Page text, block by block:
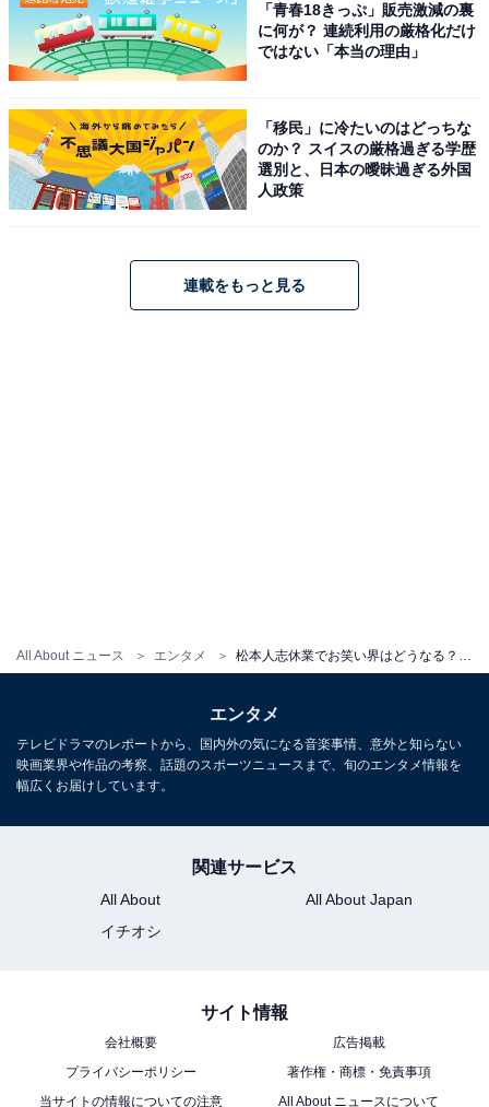
All About ニュース エンタメ
代役は吉本芸人だけではない！
いやあらへんで！』をはじめ、まだ代役は流動的です
が、『まつもtoなかい』と『IPPONグランプリ』に関し
ては、吉本興業所属ではない芸人やタレントが、代わり
— だれかtoなかい (@darekato_nakai)
January 31, 2024
これまでのテレビ業界で言えば、出演タレントに穴があ
いた場合は、所属する事務所が同等のネームバリューを
持つタレントを補填（ほてん）するのが通例でした。吉
本興業には人気芸人が豊富なので、松本さんの代わりを
務める人材は多いはず。なのに、二宮さんやバカリズム
さんが松本さんの代わりに出演するのは少し違和感も。
めるのではなく、新しい形で番組作りをしようとテレビ
業界がシフトチェンジしている様子がうかがえます。松
本さんが休業するのは事実として受け止め、テレビ局ス
「青春18きっぷ」販売激減の裏
に何が？ 連続利用の厳格化だけ
ではない「本当の理由」
「移民」に冷たいのはどっちな
のか？ スイスの厳格過ぎる学歴
選別と、日本の曖昧過ぎる外国
人政策
連載をもっと見る
エンタメ
テレビドラマのレポートから、国内外の気になる音楽事情、意外と知らない
映画業界や作品の考察、話題のスポーツニュースまで、旬のエンタメ情報を
幅広くお届けしています。
関連サービス
All About
All About Japan
イチオシ
サイト情報
会社概要
広告掲載
プライバシーポリシー
著作権・商標・免責事項
当サイトの情報についての注意
All About ニュースについて